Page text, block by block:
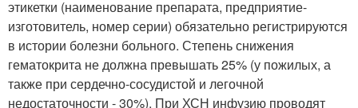
этикетки (наименование препарата, предприятие-
изготовитель, номер серии) обязательно регистрируются
в истории болезни больного. Степень снижения
гематокрита не должна превышать 25% (у пожилых, а
также при сердечно-сосудистой и легочной
недостаточности - 30%). При ХСН инфузию проводят